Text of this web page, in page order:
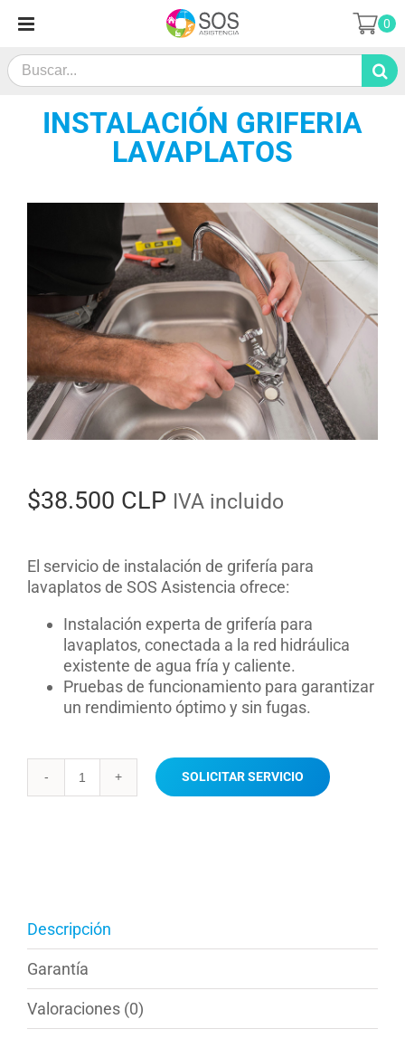
contenido
Search
for:
0
INSTALACIÓN GRIFERIA
LAVAPLATOS
$38.500 CLP IVA incluido
El servicio de instalación de grifería para
lavaplatos de SOS Asistencia ofrece:
Instalación experta de grifería para
lavaplatos, conectada a la red hidráulica
existente de agua fría y caliente.
Pruebas de funcionamiento para garantizar
un rendimiento óptimo y sin fugas.
Instalación
SOLICITAR SERVICIO
Descripción
Garantía
Valoraciones (0)